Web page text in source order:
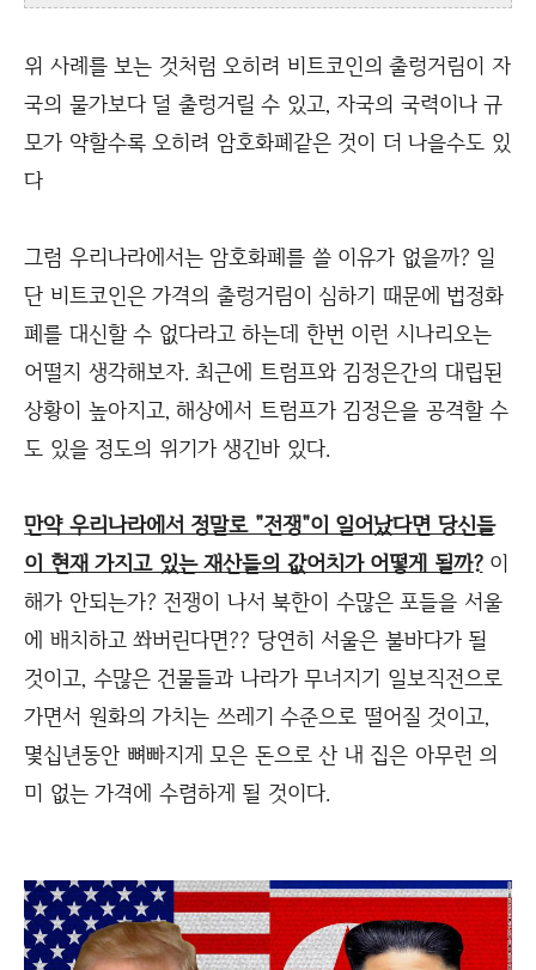
위 사례를 보는 것처럼 오히려 비트코인의 출렁거림이 자
국의 물가보다 덜 출렁거릴 수 있고, 자국의 국력이나 규
모가 약할수록 오히려 암호화폐같은 것이 더 나을수도 있
다
그럼 우리나라에서는 암호화폐를 쓸 이유가 없을까? 일
단 비트코인은 가격의 출렁거림이 심하기 때문에 법정화
폐를 대신할 수 없다라고 하는데 한번 이런 시나리오는
어떨지 생각해보자. 최근에 트럼프와 김정은간의 대립된
상황이 높아지고, 해상에서 트럼프가 김정은을 공격할 수
도 있을 정도의 위기가 생긴바 있다.
만약 우리나라에서 정말로 "전쟁"이 일어났다면 당신들
이 현재 가지고 있는 재산들의 값어치가 어떻게 될까?이
해가 안되는가? 전쟁이 나서 북한이 수많은 포들을 서울
에 배치하고 쏴버린다면?? 당연히 서울은 불바다가 될
것이고, 수많은 건물들과 나라가 무너지기 일보직전으로
가면서 원화의 가치는 쓰레기 수준으로 떨어질 것이고,
몇십년동안 뼈빠지게 모은 돈으로 산 내 집은 아무런 의
미 없는 가격에 수렴하게 될 것이다.